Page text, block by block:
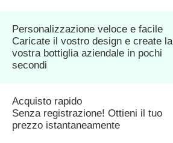
Personalizzazione veloce e facile
Caricate il vostro design e create la
vostra bottiglia aziendale in pochi
secondi
Acquisto rapido
Senza registrazione! Ottieni il tuo
prezzo istantaneamente